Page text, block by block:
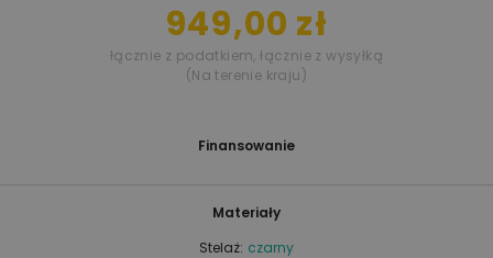
949,00 zł
łącznie z podatkiem,łącznie z wysyłką
(Na terenie kraju)
Materiały
Stelaż: czarny
Finansowanie